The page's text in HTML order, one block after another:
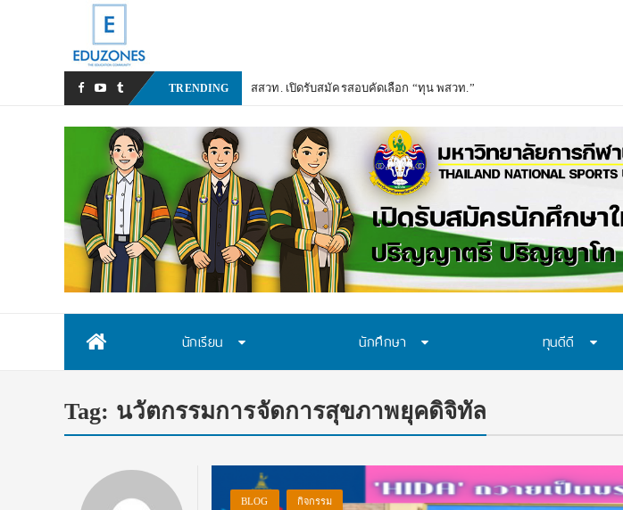
TRENDING
สสวท. เปิดรับสมัครสอบคัดเลือก “ทุน พสวท.” และ “โครงการห้องเรียน พ
นักเรียน นักศึกษา ทุนดีดี
Tag: นวัตกรรมการจัดการสุขภาพยุคดิจิทัล
BLOG กิจกรรม